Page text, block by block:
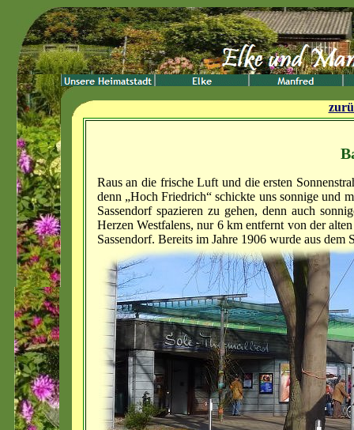
Raus an die frische Luft und die ersten
denn „Hoch Friedrich“ schickte uns sonnige und
Sassendorf spazieren zu gehen, denn auch
Herzen Westfalens, nur 6 km entfernt von der
Sassendorf. Bereits im Jahre 1906 wurde aus